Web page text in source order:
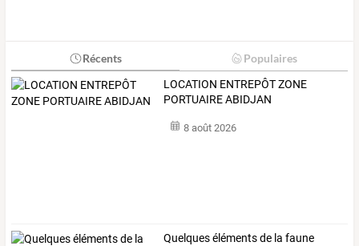
Récents Populaires
LOCATION ENTREPÔT ZONE
PORTUAIRE ABIDJAN
8 août 2026
Quelquesélémentsde la faune